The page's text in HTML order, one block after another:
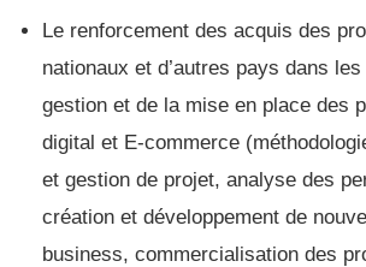
Le renforcement des acquis des
nationaux et d’autres pays dans
gestion et de la mise en place des
digital et E-commerce
et gestion de projet, analyse des
création et développement de
business, commercialisation des